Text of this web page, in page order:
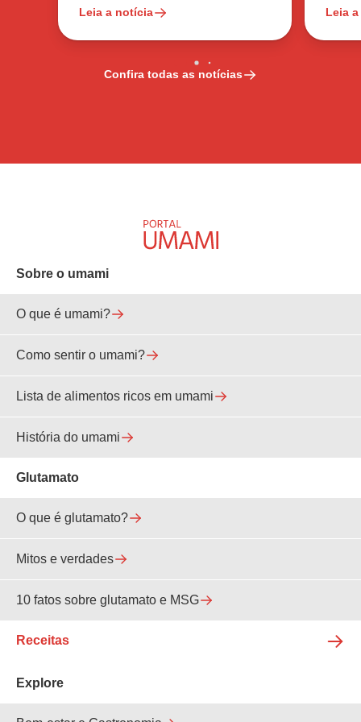
Leia a notícia Leia
Confira todas as notícias
Sobre o umami
O que é umami?
Como sentir o umami?
Lista de alimentos ricos em umami
História do umami
Glutamato
O que é glutamato?
Mitos e verdades
10 fatos sobre glutamato e MSG
Receitas
Explore